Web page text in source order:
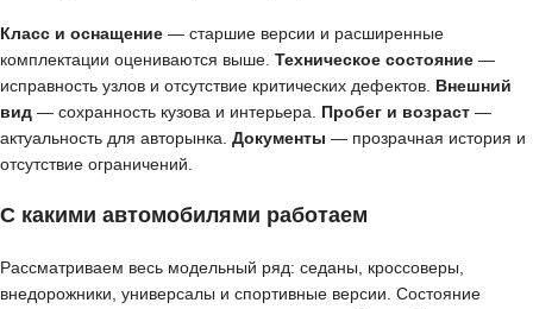
Класс и оснащение — старшие версии и расширенные
комплектации оцениваются выше. Техническое состояние —
исправность узлов и отсутствие критических дефектов. Внешний
вид — сохранность кузова и интерьера. Пробег и возраст —
актуальность для авторынка. Документы — прозрачная история и
отсутствие ограничений.
С какими автомобилями работаем
Рассматриваем весь модельный ряд: седаны, кроссоверы,
внедорожники, универсалы и спортивные версии. Состояние